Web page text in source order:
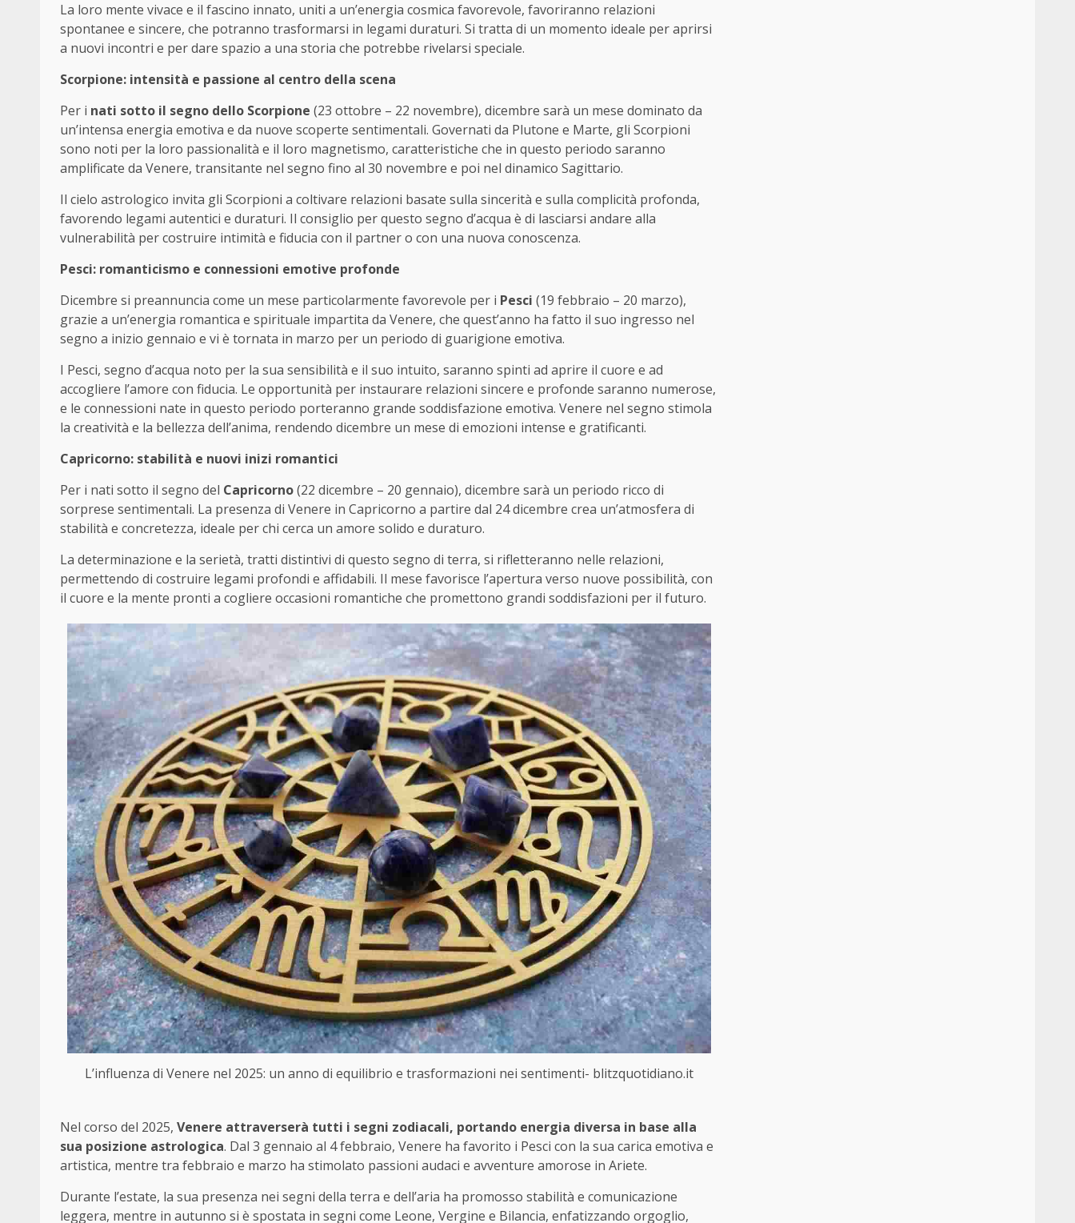
La loro mente vivace e il fascino innato, uniti a un’energia cosmica favorevole, favoriranno relazioni
spontanee e sincere, che potranno trasformarsi in legami duraturi. Si tratta di un momento ideale per aprirsi
a nuovi incontri e per dare spazio a una storia che potrebbe rivelarsi speciale.
Scorpione: intensità e passione al centro della scena
Per i nati sotto il segno dello Scorpione (23 ottobre – 22 novembre), dicembre sarà un mese dominato da
un’intensa energia emotiva e da nuove scoperte sentimentali. Governati da Plutone e Marte, gli Scorpioni
sono noti per la loro passionalità e il loro magnetismo, caratteristiche che in questo periodo saranno
amplificate da Venere, transitante nel segno fino al 30 novembre e poi nel dinamico Sagittario.
Il cielo astrologico invita gli Scorpioni a coltivare relazioni basate sulla sincerità e sulla complicità profonda,
favorendo legami autentici e duraturi. Il consiglio per questo segno d’acqua è di lasciarsi andare alla
vulnerabilità per costruire intimità e fiducia con il partner o con una nuova conoscenza.
Pesci: romanticismo e connessioni emotive profonde
Dicembre si preannuncia come un mese particolarmente favorevole per i Pesci (19 febbraio – 20 marzo),
grazie a un’energia romantica e spirituale impartita da Venere, che quest’anno ha fatto il suo ingresso nel
segno a inizio gennaio e vi è tornata in marzo per un periodo di guarigione emotiva.
I Pesci, segno d’acqua noto per la sua sensibilità e il suo intuito, saranno spinti ad aprire il cuore e ad
accogliere l’amore con fiducia. Le opportunità per instaurare relazioni sincere e profonde saranno numerose,
e le connessioni nate in questo periodo porteranno grande soddisfazione emotiva. Venere nel segno stimola
la creatività e la bellezza dell’anima, rendendo dicembre un mese di emozioni intense e gratificanti.
Capricorno: stabilità e nuovi inizi romantici
Per i nati sotto il segno del Capricorno(22 dicembre – 20 gennaio), dicembre sarà un periodo ricco di
sorprese sentimentali. La presenza di Venere in Capricorno a partire dal 24 dicembre crea un’atmosfera di
stabilità e concretezza, ideale per chi cerca un amore solido e duraturo.
La determinazione e la serietà, tratti distintivi di questo segno di terra, si rifletteranno nelle relazioni,
permettendo di costruire legami profondi e affidabili. Il mese favorisce l’apertura verso nuove possibilità, con
il cuore e la mente pronti a cogliere occasioni romantiche che promettono grandi soddisfazioni per il futuro.
L’influenza di Venere nel 2025: un anno di equilibrio e trasformazioni nei sentimenti- blitzquotidiano.it
Nel corso del 2025, Venere attraverserà tutti i segni zodiacali, portando energia diversa in base alla
sua posizione astrologica. Dal 3 gennaio al 4 febbraio, Venere ha favorito i Pesci con la sua carica emotiva e
artistica, mentre tra febbraio e marzo ha stimolato passioni audaci e avventure amorose in Ariete.
Durante l’estate, la sua presenza nei segni della terra e dell’aria ha promosso stabilità e comunicazione
leggera, mentre in autunno si è spostata in segni come Leone, Vergine e Bilancia, enfatizzando orgoglio,